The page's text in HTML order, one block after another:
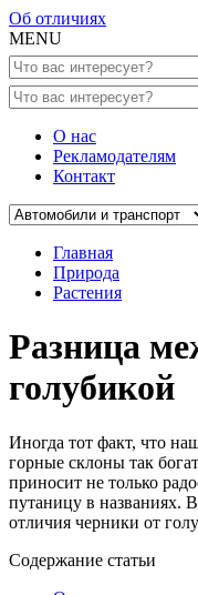
Об отличиях
MENU
О нас
Рекламодателям
Контакт
Главная
Природа
Растения
Разница
голубикой
Иногда тот факт, что
горные склоны так
приносит не только
путаницу в названиях.
отличия черники от
Содержание статьи